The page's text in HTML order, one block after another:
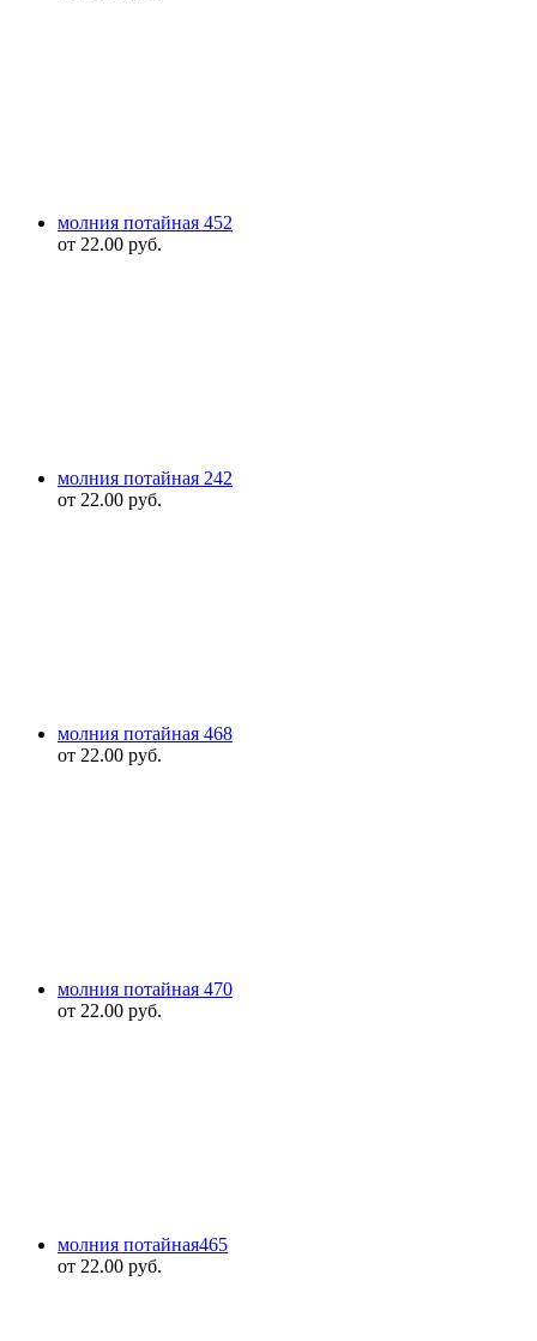
молния потайная 452
от 22.00 руб.
молния потайная 242
от 22.00 руб.
молния потайная 468
от 22.00 руб.
молния потайная 470
от 22.00 руб.
молния потайная465
от 22.00 руб.